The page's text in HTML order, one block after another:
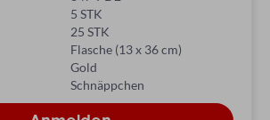
5 STK
25 STK
Flasche (13 x 36 cm)
Gold
Schnäppchen